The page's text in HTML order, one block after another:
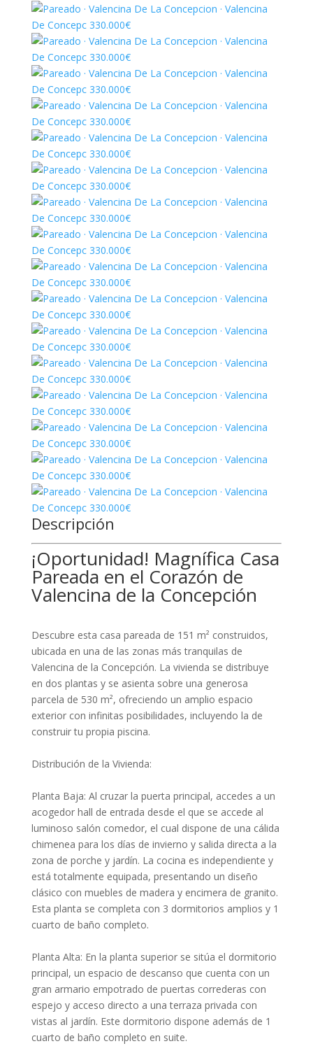
Descripción
¡Oportunidad! Magnífica Casa
Pareada en el Corazón de
Valencina de la Concepción
Descubre esta casa pareada de 151 m² construidos,
ubicada en una de las zonas más tranquilas de
Valencina de la Concepción. La vivienda se distribuye
en dos plantas y se asienta sobre una generosa
parcela de 530 m², ofreciendo un amplio espacio
exterior con infinitas posibilidades, incluyendo la de
construir tu propia piscina.
Distribución de la Vivienda:
Planta Baja: Al cruzar la puerta principal, accedes a un
acogedor hall de entrada desde el que se accede al
luminoso salón comedor, el cual dispone de una cálida
chimenea para los días de invierno y salida directa a la
zona de porche y jardín. La cocina es independiente y
está totalmente equipada, presentando un diseño
clásico con muebles de madera y encimera de granito.
Esta planta se completa con 3 dormitorios amplios y 1
cuarto de baño completo.
Planta Alta: En la planta superior se sitúa el dormitorio
principal, un espacio de descanso que cuenta con un
gran armario empotrado de puertas correderas con
espejo y acceso directo a una terraza privada con
vistas al jardín. Este dormitorio dispone además de 1
cuarto de baño completo en suite.